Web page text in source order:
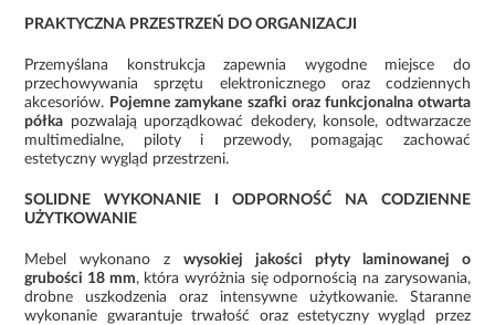
PRAKTYCZNA PRZESTRZEŃ DO ORGANIZACJI
Przemyślana konstrukcja zapewnia wygodne miejsce do
przechowywania sprzętu elektronicznego oraz codziennych
akcesoriów. Pojemne zamykane szafki oraz funkcjonalna otwarta
półka pozwalają uporządkować dekodery, konsole, odtwarzacze
multimedialne, piloty i przewody, pomagając zachować
estetyczny wygląd przestrzeni.
SOLIDNE WYKONANIE I ODPORNOŚĆ NA CODZIENNE
UŻYTKOWANIE
Mebel wykonano zwysokiej jakości płyty laminowanej o
grubości 18 mm, która wyróżnia się odpornością na zarysowania,
drobne uszkodzenia oraz intensywne użytkowanie. Staranne
wykonanie gwarantuje trwałość oraz estetyczny wygląd przez